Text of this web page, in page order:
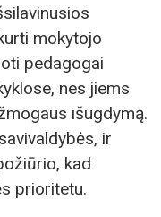
mokytojo
pedagogai
nes jiems
išugdymą.
ir
kad
prioritetu.